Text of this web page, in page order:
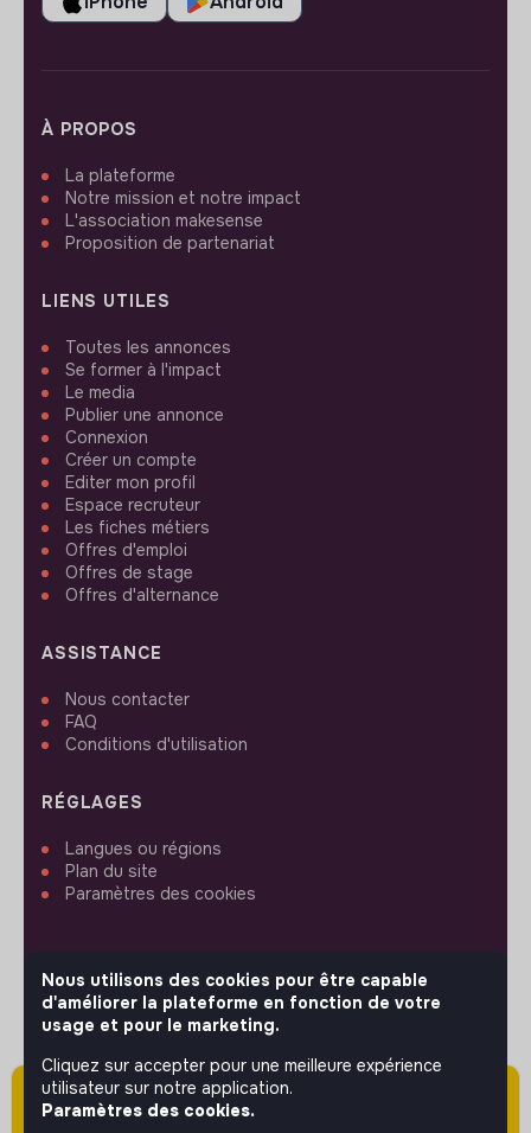
Attention cette annonce a été publiée il y a
plus de 60 jours (le 18/05/2026) et est sans
À PROPOS
La plateforme
Notre mission et notre impact
L'association makesense
Proposition de partenariat
LIENS UTILES
Toutes les annonces
Se former à l'impact
Le media
Publier une annonce
Connexion
Créer un compte
Editer mon profil
Espace recruteur
Les fiches métiers
Offres d'emploi
Offres de stage
Offres d'alternance
ASSISTANCE
Nous contacter
FAQ
Conditions d'utilisation
RÉGLAGES
Langues ou régions
Plan du site
Paramètres des cookies
SUIVEZ-NOUS
© 2026 jobs that makesense.
Nous utilisons des cookies pour être capable
d'améliorer la plateforme en fonction de votre
usage et pour le marketing.
Cliquez sur accepter pour une meilleure expérience
utilisateur sur notre application.
Paramètres des cookies.